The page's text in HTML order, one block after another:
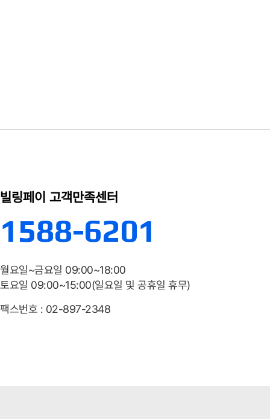
빌링페이 고객만족센터
1588-6201
월요일~금요일 09:00~18:00
토요일 09:00~15:00(일요일 및 공휴일 휴무)
팩스번호 : 02-897-2348